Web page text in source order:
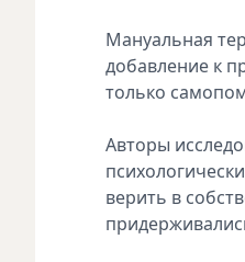
Мануальная
добавление к
только
Авторы
верить в